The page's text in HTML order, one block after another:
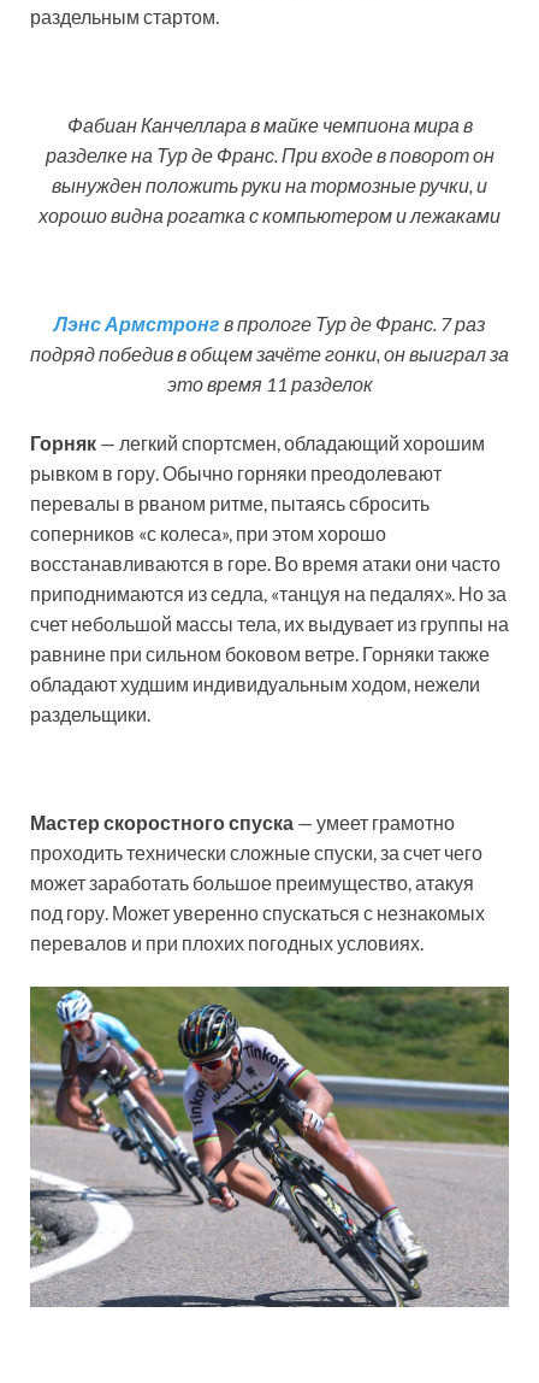
раздельным стартом.
Фабиан Канчеллара в майке чемпиона мира в
разделке на Тур де Франс. При входе в поворот он
вынужден положить руки на тормозные ручки, и
хорошо видна рогатка с компьютером и лежаками
Лэнс Армстронг в прологе Тур де Франс. 7 раз
подряд победив в общем зачёте гонки, он выиграл за
это время 11 разделок
Горняк — легкий спортсмен, обладающий хорошим
рывком в гору. Обычно горняки преодолевают
перевалы в рваном ритме, пытаясь сбросить
соперников «с колеса», при этом хорошо
восстанавливаются в горе. Во время атаки они часто
приподнимаются из седла, «танцуя на педалях». Но за
счет небольшой массы тела, их выдувает из группы на
равнине при сильном боковом ветре. Горняки также
обладают худшим индивидуальным ходом, нежели
раздельщики.
Мастер скоростного спуска — умеет грамотно
проходить технически сложные спуски, за счет чего
может заработать большое преимущество, атакуя
под гору. Может уверенно спускаться с незнакомых
перевалов и при плохих погодных условиях.